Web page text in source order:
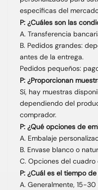
específicas del
P: ¿Cuáles son las
A. Transferencia
B. Pedidos grandes:
antes de la entrega.
Pedidos pequeños:
P: ¿Proporcionan
Sí, hay muestras
dependiendo del
comprador.
P: ¿Qué opciones de
A. Embalaje
B. Envase blanco o
C. Opciones del cuadro
P: ¿Cuál es el tiempo
A. Generalmente, 15-30